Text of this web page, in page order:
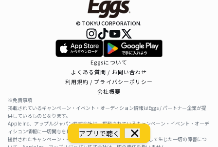
アプリで聴く
© TOKYU CORPORATION.
Eggsについて
よくある質問 / お問い合わせ
利用規約 / プライバシーポリシー
会社概要
※免責事項
掲載されているキャンペーン・イベント・オーディション情報はEggs / パートナー企業が提
供しているものとなります。
Apple Inc、アップルジャパン株式会社は、掲載されているキャンペーン・イベント・オーデ
ィション情報に一切関与をしておりません。
提供されたキャンペーン・イベント・オーディション情報を利用して生じた一切の障害につ